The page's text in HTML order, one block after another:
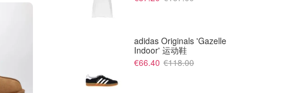
adidas Originals 'Gazelle
Indoor' 运动鞋
€66.40 €118.00